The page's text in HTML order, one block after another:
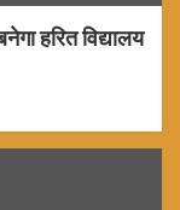
हरित विद्यालय